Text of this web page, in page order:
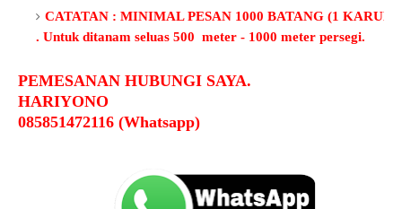
CATATAN : MINIMAL PESAN 1000 BATANG (1
. Untuk ditanam seluas 500 meter - 1000 meter persegi.
PEMESANAN HUBUNGI SAYA.
HARIYONO
085851472116 (Whatsapp)